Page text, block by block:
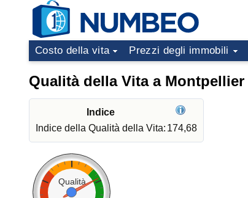
Costo della vita Prezzi degli immobili
Qualità della Vita a Montpellier
Indice
Indice della Qualità della Vita: 174,68
Qualità